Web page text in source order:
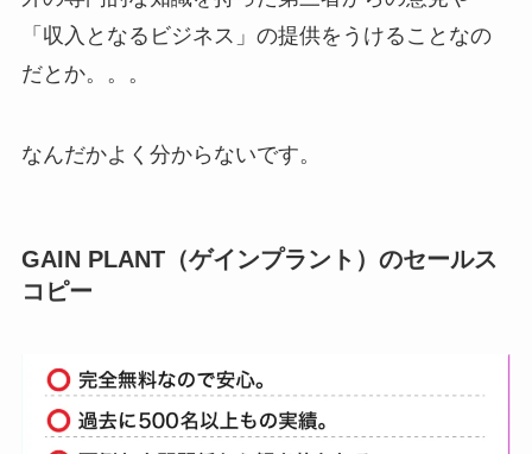
「収入となるビジネス」の提供をうけることなの
だとか。。。
なんだかよく分からないです。
GAIN PLANT（ゲインプラント）のセールス
コピー